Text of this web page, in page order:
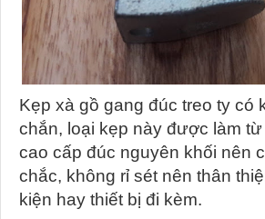
Kẹp xà gồ gang đúc treo ty có
chắn, loại kẹp này được làm
cao cấp đúc nguyên khối nên
chắc, không rỉ sét nên thân
kiện hay thiết bị đi kèm.